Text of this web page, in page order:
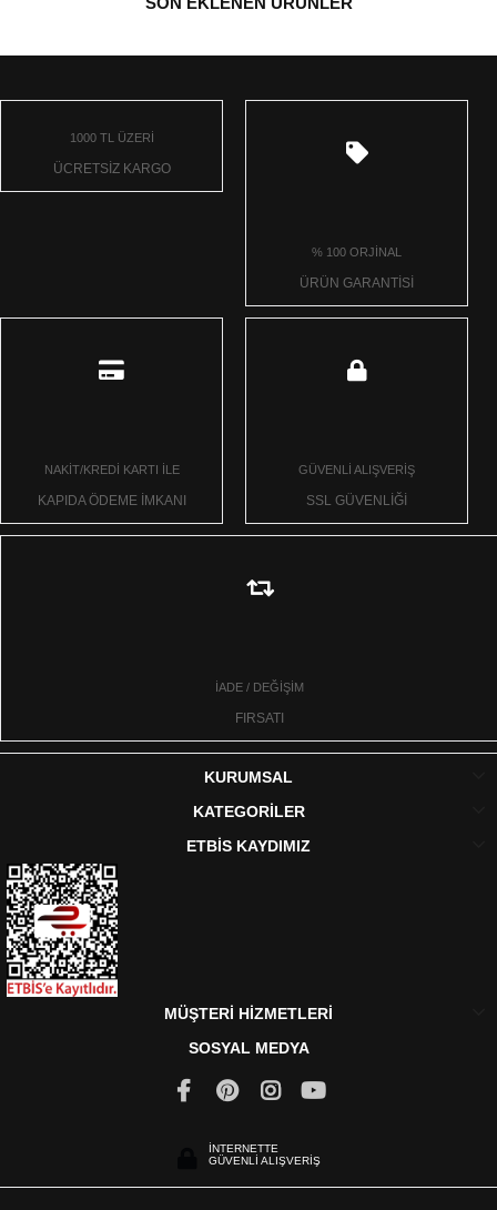
1000 TL ÜZERİ
ÜCRETSİZ KARGO
% 100 ORJİNAL
ÜRÜN GARANTİSİ
NAKİT/KREDİ KARTI İLE
KAPIDA ÖDEME İMKANI
GÜVENLİ ALIŞVERİŞ
SSL GÜVENLİĞİ
İADE / DEĞİŞİM
FIRSATI
KURUMSAL
KATEGORİLER
ETBİS KAYDIMIZ
MÜŞTERİ HİZMETLERİ
SOSYAL MEDYA
İNTERNETTE
GÜVENLİ ALIŞVERİŞ